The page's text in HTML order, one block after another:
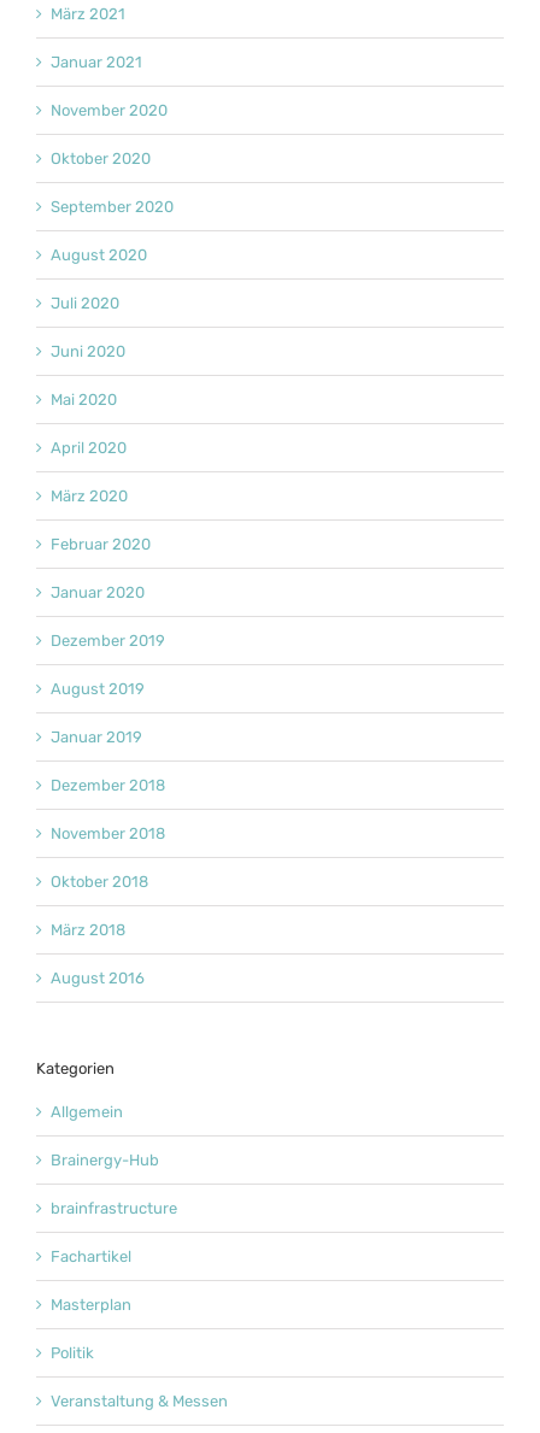
März 2021
Januar 2021
November 2020
Oktober 2020
September 2020
August 2020
Juli 2020
Juni 2020
Mai 2020
April 2020
März 2020
Februar 2020
Januar 2020
Dezember 2019
August 2019
Januar 2019
Dezember 2018
November 2018
Oktober 2018
März 2018
August 2016
Kategorien
Allgemein
Brainergy-Hub
brainfrastructure
Fachartikel
Masterplan
Politik
Veranstaltung & Messen